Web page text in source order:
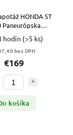
HONDA ST
Paneurópska
VYPR
hodín (>5 ks)
bez DPH
€169
košíka